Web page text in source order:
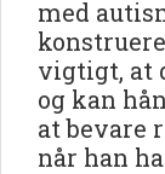
med
vigtigt, at
og kan
at bevare
når han